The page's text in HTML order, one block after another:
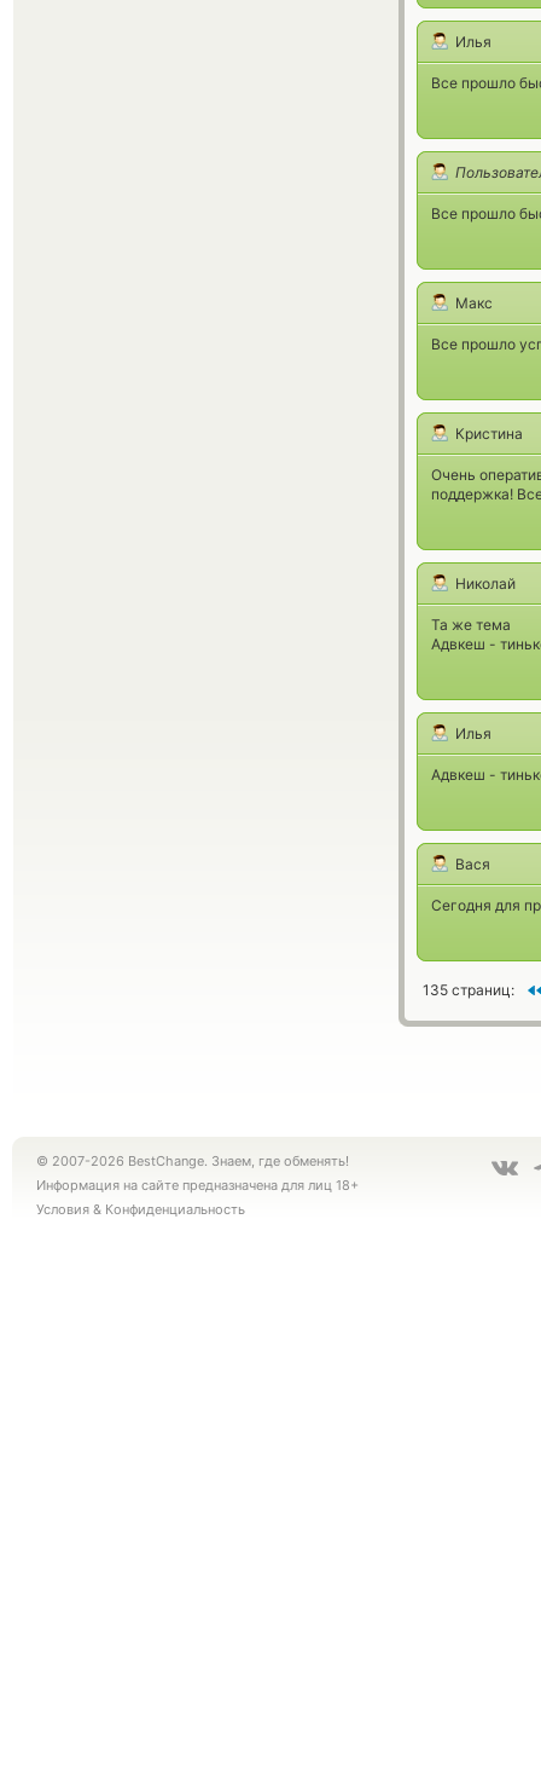
Илья
Все прошло
Все прошло
Макс
Все прошло
Кристина
Очень
поддержка!
Николай
Та же тема
Адвкеш -
Илья
Адвкеш -
Вася
Сегодня для
135 страниц:
© 2007-2026 BestChange. Знаем, где обменять!
Информация на сайте предназначена для лиц 18+
Условия & Конфиденциальность